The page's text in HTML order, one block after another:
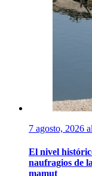
7 agosto, 2026
El nivel
naufragios de
mamut